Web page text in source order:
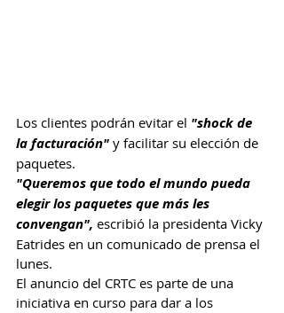
Los clientes podrán evitar el "shock de
la facturación" y facilitar su elección de
paquetes.
"Queremos que todo el mundo pueda
elegir los paquetes que más les
convengan", escribió la presidenta Vicky
Eatrides en un comunicado de prensa el
lunes.
El anuncio del CRTC es parte de una
iniciativa en curso para dar a los